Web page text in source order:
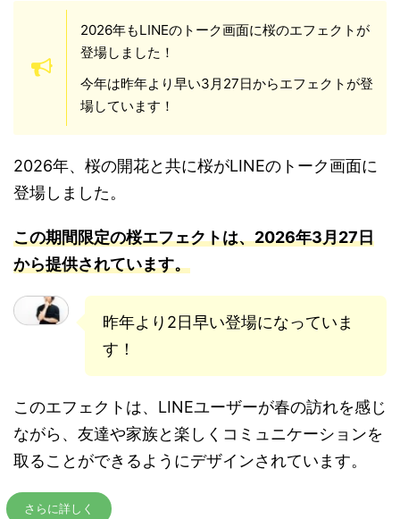
2026年もLINEのトーク画面に桜のエフェクトが
登場しました！
今年は昨年より早い3月27日からエフェクトが登
場しています！
2026年、桜の開花と共に桜がLINEのトーク画面に
登場しました。
この期間限定の桜エフェクトは、2026年3月27日
から提供されています。
昨年より2日早い登場になっていま
す！
このエフェクトは、LINEユーザーが春の訪れを感じ
ながら、友達や家族と楽しくコミュニケーションを
取ることができるようにデザインされています。
さらに詳しく